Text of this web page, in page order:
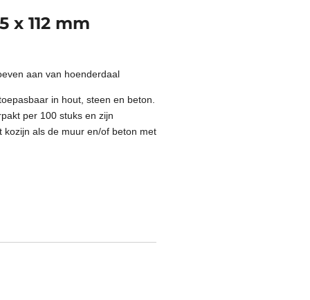
x 112 mm
aan van hoenderdaal
in hout, steen en beton.
per 100 stuks en zijn
kozijn als de muur en/of beton met